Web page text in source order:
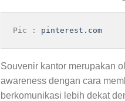
Pic : pinterest.com
Souvenir kantor merupakan
awareness dengan cara
berkomunikasi lebih dekat